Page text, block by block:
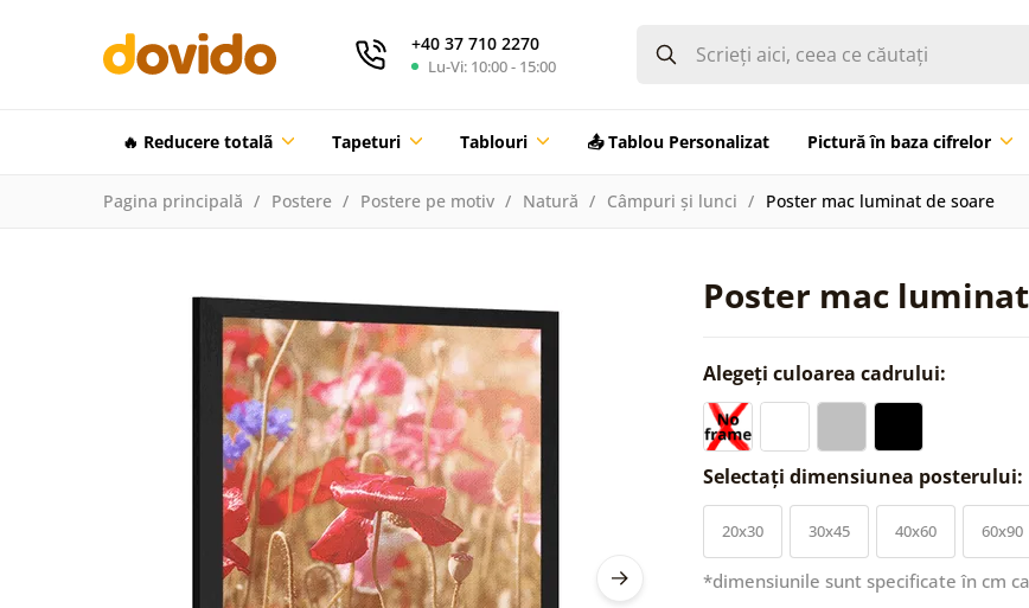
+40 37 710 2270
Lu-Vi: 10:00 - 15:00
🔥 Reducere totalã Tapeturi Tablouri 📤 Tablou Personalizat Pictură în baza cifrelor
Pagina principală Postere Postere pe motiv Natură Câmpuri și lunci Poster mac luminat de soare
Poster mac
Alegeți culoarea cadrului:
Selectați dimensiunea posterului:
20x30 30x45 40x60 60x90
*dimensiunile sunt specificate în cm